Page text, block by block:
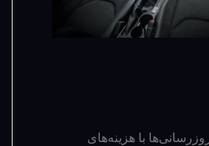
با هزینه‌های